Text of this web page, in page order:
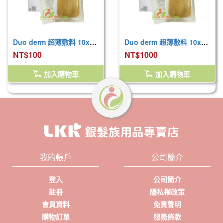
Duo derm 超薄敷料 10x10cm (1入)
NT$100
加入購物車
Duo derm 超薄敷料 10x10cm (10入/盒)
NT$1000
加入購物車
我的帳戶
登入
註冊
會員資料
購物訂單
公司簡介
公司簡介
隱私權政策
免責聲明
服務條款